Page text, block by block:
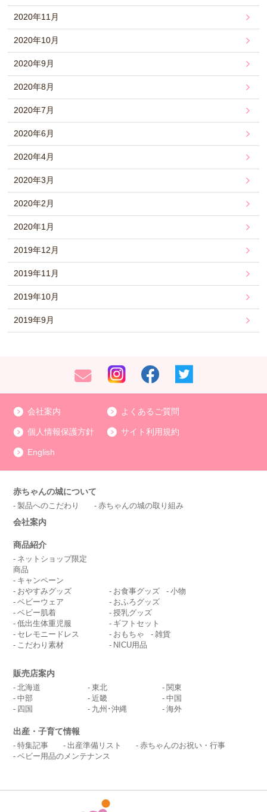
2020年11月
2020年10月
2020年9月
2020年8月
2020年7月
2020年6月
2020年4月
2020年3月
2020年2月
2020年1月
2019年12月
2019年11月
2019年10月
2019年9月
会社案内 よくあるご質問
個人情報保護方針 サイト利用規約
English
赤ちゃんの城について
製品へのこだわり 赤ちゃんの城の取り組み
会社案内
商品紹介
ネットショップ限定
商品
キャンペーン
おやすみグッズ
ベビーウェア
ベビー肌着
低出生体重児服
セレモニードレス
こだわり素材
お食事グッズ
小物
おふろグッズ
授乳グッズ
ギフトセット
おもちゃ
雑貨
NICU用品
販売店案内
北海道 東北
関東
中部
近畿
中国
四国
九州･沖縄 海外
出産・子育て情報
特集記事 出産準備リスト
赤ちゃんのお祝い・行事
ベビー用品のメンテナンス